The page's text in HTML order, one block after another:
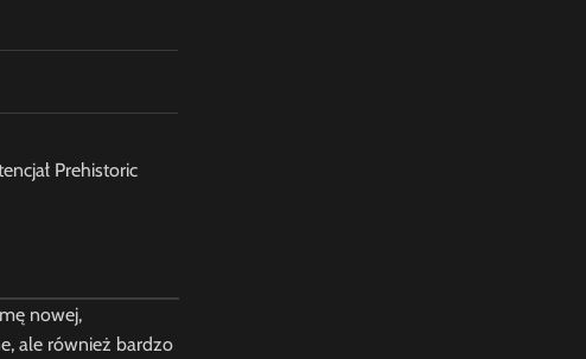
Prehistoric
nowej,
ale również bardzo